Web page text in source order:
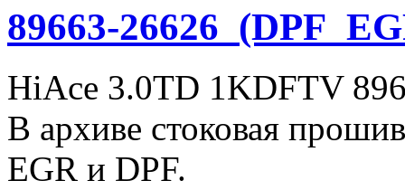
89663-
HiAce 3.0TD 1KDFTV
В архиве стоковая
EGR и DPF.